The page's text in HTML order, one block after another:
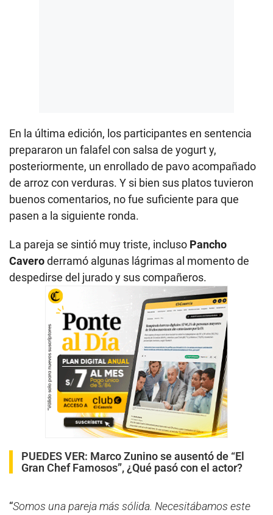
En la última edición, los participantes en sentencia
prepararon un falafel con salsa de yogurt y,
posteriormente, un enrollado de pavo acompañado
de arroz con verduras. Y si bien sus platos tuvieron
buenos comentarios, no fue suficiente para que
pasen a la siguiente ronda.
La pareja se sintió muy triste, incluso Pancho
Caveroderramó algunas lágrimas al momento de
despedirse del jurado y sus compañeros.
PUEDES VER: Marco Zunino se ausentó de “El
Gran Chef Famosos”, ¿Qué pasó con el actor?
“Somos una pareja más sólida. Necesitábamos este